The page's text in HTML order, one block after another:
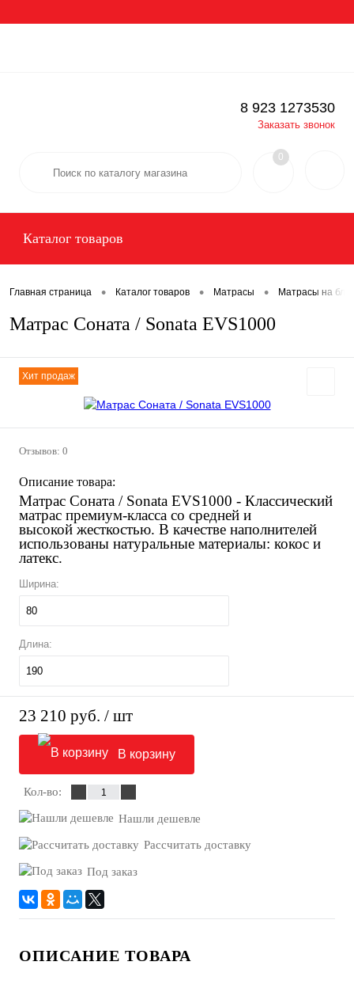
8 923 1273530
Заказать звонок
0
Каталог товаров
Главная страница • Каталог товаров • Матрасы • Матрасы на
Матрас Соната / Sonata EVS1000
Хит продаж
Отзывов: 0
Описание товара:
Матрас Соната / Sonata EVS1000 - Классический
матрас премиум-класса со средней и
высокой жесткостью. В качестве наполнителей
использованы натуральные материалы: кокос и
латекс.
Ширина:
80
Длина:
190
23 210 руб. / шт
В корзину
Кол-во:
Нашли дешевле
Рассчитать доставку
Под заказ
ОПИСАНИЕ ТОВАРА